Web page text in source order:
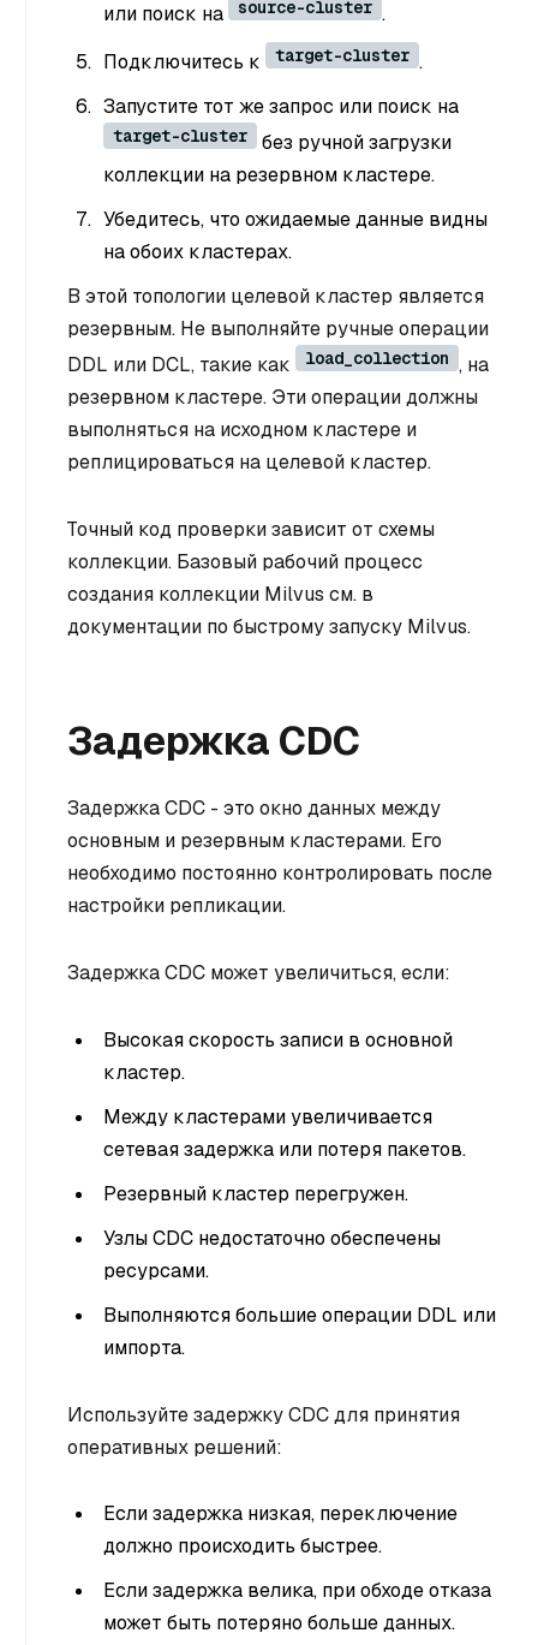
или поиск на source-cluster .
Подключитесь к
target-cluster .
Запустите тот же запрос или поиск на
target-cluster
без ручной загрузки
коллекции на резервном кластере.
Убедитесь, что ожидаемые данные видны
на обоих кластерах.
В этой топологии целевой кластер является
резервным. Не выполняйте ручные операции
DDL или DCL, такие как
load_collection , на
резервном кластере. Эти операции должны
выполняться на исходном кластере и
реплицироваться на целевой кластер.
Точный код проверки зависит от схемы
коллекции. Базовый рабочий процесс
создания коллекции Milvus см. в
документации по быстрому запуску Milvus.
Задержка CDC
Задержка CDC - это окно данных между
основным и резервным кластерами. Его
необходимо постоянно контролировать после
настройки репликации.
Задержка CDC может увеличиться, если:
Высокая скорость записи в основной
кластер.
Между кластерами увеличивается
сетевая задержка или потеря пакетов.
Резервный кластер перегружен.
Узлы CDC недостаточно обеспечены
ресурсами.
Выполняются большие операции DDL или
импорта.
Используйте задержку CDC для принятия
оперативных решений:
Если задержка низкая, переключение
должно происходить быстрее.
Если задержка велика, при обходе отказа
может быть потеряно больше данных.